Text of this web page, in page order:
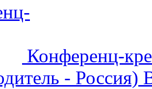
Конференц-
- Россия)